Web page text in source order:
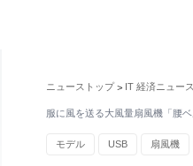
ニューストップ > IT 経済ニュース
服に風を送る大風量扇風機「腰
モデル USB 扇風機